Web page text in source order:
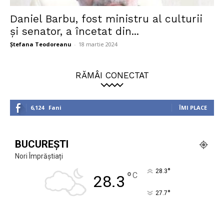
Daniel Barbu, fost ministru al culturii
și senator, a încetat din...
Ștefana Teodoreanu - 18 martie 2024
RĂMÂI CONECTAT
6,124 Fani ÎMI PLACE
BUCUREȘTI
Nori Împrăștiați
28.3 °C 28.3°
27.7°